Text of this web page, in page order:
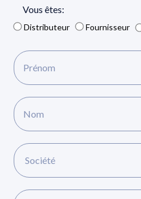
Vous êtes:
Distributeur Fournisseur